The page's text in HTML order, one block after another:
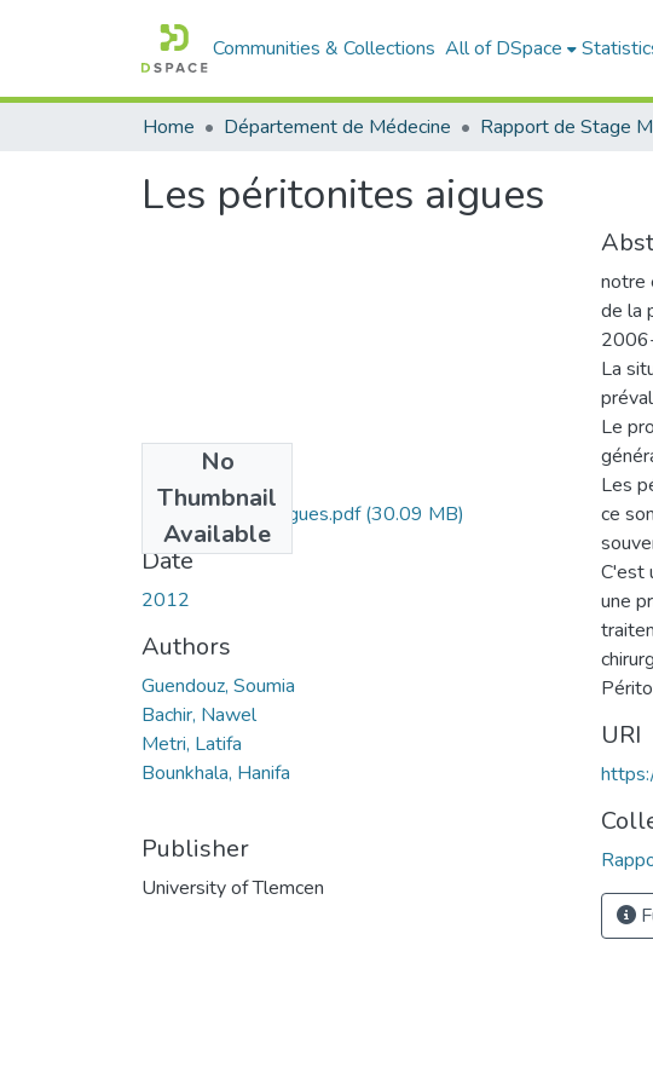
Communities & Collections All of DSpace
Home Département de Médecine Rapport de Stage
Les péritonites aigues
No
Thumbnail
Available
les-peritonites-aigues.pdf(30.09 MB)
Date
2012
Authors
Guendouz, Soumia
Bachir, Nawel
Metri, Latifa
Bounkhala, Hanifa
Publisher
University of Tlemcen
notre
de la
La
Le
Les
ce
C'est
une
URI